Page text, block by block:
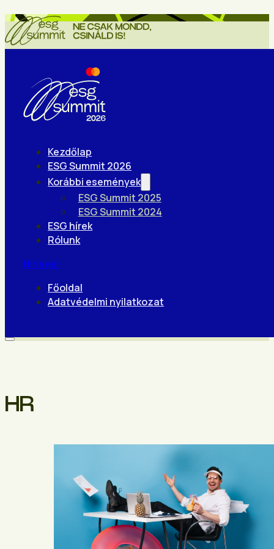
Kezdőlap
ESG Summit 2026
Korábbi események
ESG Summit 2025
ESG Summit 2024
ESG hírek
Rólunk
Hírlevél
Főoldal
Adatvédelmi nyilatkozat
HR